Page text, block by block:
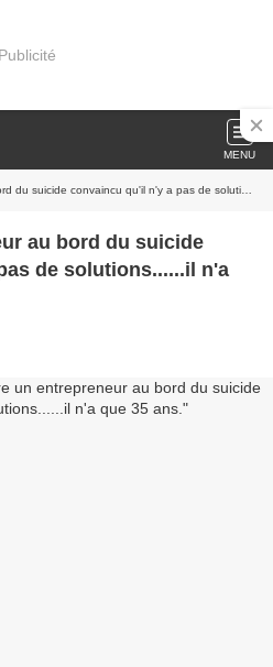
Publicité
MENU
convaincu qu'il n'y a pas de solutions......il n'a que 35 ans.
au bord du suicide
de solutions......il n'a